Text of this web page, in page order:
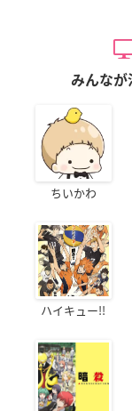
みんなが
ちいかわ
ハイキュー!!